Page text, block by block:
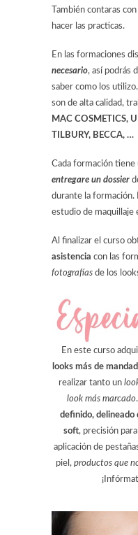
También contaras
hacer las practicas.
En las formaciones
necesario, así podrás
saber como los
son de alta calidad,
MAC COSMETICS,
TILBURY, BECCA, …
Cada formación tiene
entregare un dossier
durante la formación.
estudio de maquillaje
Al finalizar el curso
asistencia con las
fotografías de los
En este curso
looks más de
realizar tanto un
look más marcado
definido, delineado
soft, precisión
aplicación de
piel, productos que